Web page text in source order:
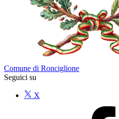
Comune di Ronciglione
Seguici su
X